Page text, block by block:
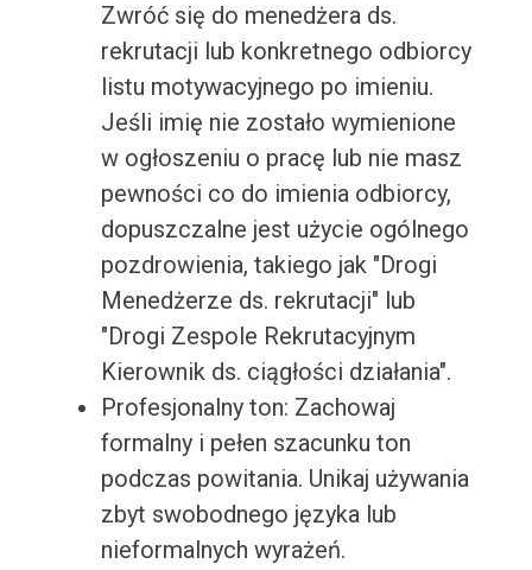
Zwróć się do menedżera ds.
rekrutacji lub konkretnego odbiorcy
listu motywacyjnego po imieniu.
Jeśli imię nie zostało wymienione
w ogłoszeniu o pracę lub nie masz
pewności co do imienia odbiorcy,
dopuszczalne jest użycie ogólnego
pozdrowienia, takiego jak "Drogi
Menedżerze ds. rekrutacji" lub
"Drogi Zespole Rekrutacyjnym
Kierownik ds. ciągłości działania".
Profesjonalny ton: Zachowaj
formalny i pełen szacunku ton
podczas powitania. Unikaj używania
zbyt swobodnego języka lub
nieformalnych wyrażeń.